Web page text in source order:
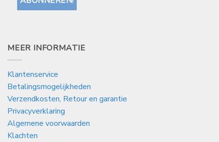
MEER INFORMATIE
Klantenservice
Betalingsmogelijkheden
Verzendkosten, Retour en garantie
Privacyverklaring
Algemene voorwaarden
Klachten